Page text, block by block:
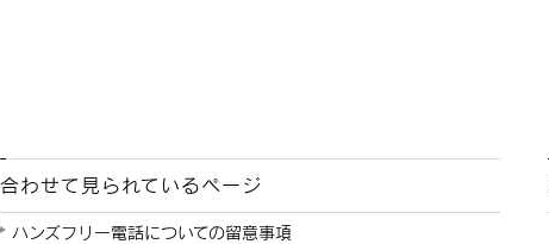
合わせて見られているページ
ハンズフリー電話についての留意事項